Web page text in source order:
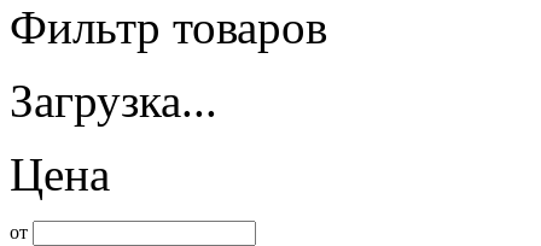
Фильтр товаров
Загрузка...
Цена
от